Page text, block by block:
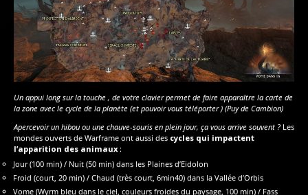
Un appui long sur la touche , de votre clavier permet de faire apparaître la carte de
la zone avec le cycle de la planète (et pouvoir vous téléporter ) (Puy de Cambion)
Apercevoir un hibou ou une chauve-souris en plein jour, ça vous arrive souvent ? Les
mondes ouverts de Warframe ont aussi des cycles qui impactent
l’apparition des animaux :
Jour (100 min) / Nuit (50 min) dans les Plaines d’Eidolon
Froid (court, 20 min) / Chaud (très court, 6min40) dans la Vallée d’Orbis
Vome (Wyrm bleu dans le ciel, couleurs froides du paysage, 100 min) / Fass